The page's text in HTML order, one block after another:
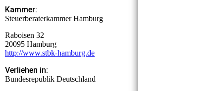
Kammer:
Steuerberaterkammer Hamburg
Raboisen 32
20095 Hamburg
http://www.stbk-hamburg.de
Verliehen in:
Bundesrepublik Deutschland